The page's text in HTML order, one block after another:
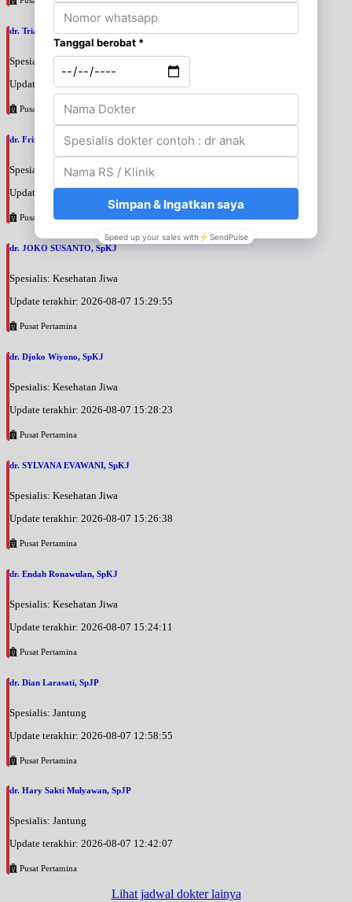
dr. Triani Ismelia Firdayanti, SpOG
Spesialis: Kebidanan & Kandungan
Update terakhir: 2026-08-07 15:48:40
Pusat Pertamina
dr. Frizar Irmansyah, SpOGKFR
Spesialis: Kebidanan & Kandungan
Update terakhir: 2026-08-07 15:46:21
Pusat Pertamina
dr. JOKO SUSANTO, SpKJ
Spesialis: Kesehatan Jiwa
Update terakhir: 2026-08-07 15:29:55
Pusat Pertamina
dr. Djoko Wiyono, SpKJ
Spesialis: Kesehatan Jiwa
Update terakhir: 2026-08-07 15:28:23
Pusat Pertamina
dr. SYLVANA EVAWANI, SpKJ
Spesialis: Kesehatan Jiwa
Update terakhir: 2026-08-07 15:26:38
Pusat Pertamina
dr. Endah Ronawulan, SpKJ
Spesialis: Kesehatan Jiwa
Update terakhir: 2026-08-07 15:24:11
Pusat Pertamina
dr. Dian Larasati, SpJP
Spesialis: Jantung
Update terakhir: 2026-08-07 12:58:55
Pusat Pertamina
dr. Hary Sakti Mulyawan, SpJP
Spesialis: Jantung
Update terakhir: 2026-08-07 12:42:07
Pusat Pertamina
Lihat jadwal dokter lainya